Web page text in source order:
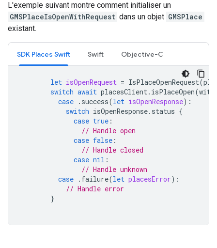
L'exemple suivant montre comment initialiser un
GMSPlaceIsOpenWithRequest dans un objet GMSPlace
existant.
SDK Places Swift Swift Objective-C
let isOpenRequest = IsPlaceOpenRequest(
switch await placesClient. isPlaceOpen(with
case . success(let isOpenResponse):
switch isOpenResponse. status {
case true :
// Handle open
case false :
// Handle closed
case nil :
// Handle unknown
case . failure(let placesError):
// Handle error
}